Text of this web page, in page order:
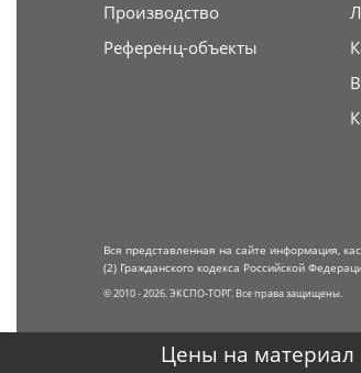
Производство
Референц-объекты
Вся представленная на сайте информация,
(2) Гражданского кодекса Российской
© 2010 - 2026. ЭКСПО-ТОРГ. Все права защищены.
Цены на материал